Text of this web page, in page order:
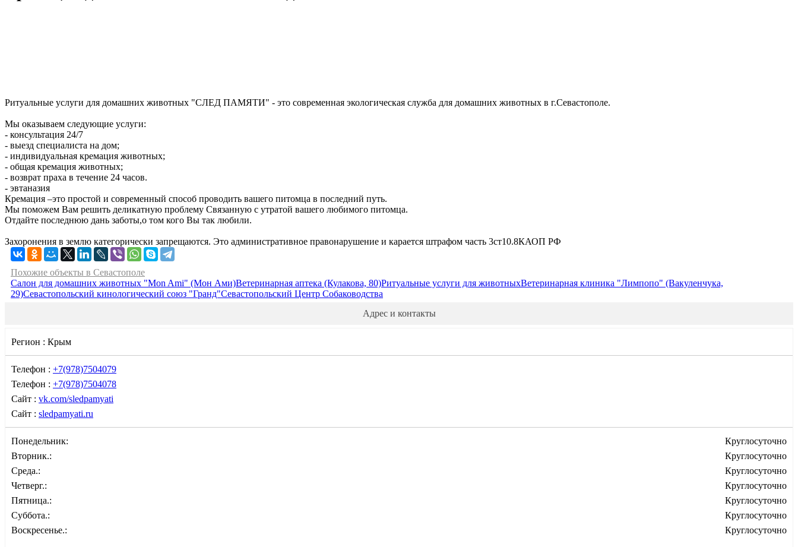
Ритуальные услуги для домашних животных "CЛЕД ПАМЯТИ" - это современная экологическая служба для домашних животных в г.Севастополе.
Мы оказываем следующие услуги:
- консультация 24/7
- выезд специалиста на дом;
- индивидуальная кремация животных;
- общая кремация животных;
- возврат праха в течение 24 часов.
- эвтаназия
Кремация –это простой и современный способ проводить вашего питомца в последний путь.
Мы поможем Вам решить деликатную проблему Связанную с утратой вашего любимого питомца.
Отдайте последнюю дань заботы,о том кого Вы так любили.
Захоронения в землю категорически запрещаются. Это административное правонарушение и карается штрафом часть 3ст10.8КАОП РФ
Похожие объекты в Севастополе
Салон для домашних животных "Mon Ami" (Мон Ами)Ветеринарная аптека (Кулакова, 80)Ритуальные услуги для животныхВетеринарная клиника "Лимпопо" (Вакуленчука,
29)Севастопольский кинологический союз "Гранд"Севастопольский Центр Собаководства
Адрес и контакты
Регион : Крым
Телефон : +7(978)7504079
Телефон : +7(978)7504078
Сайт : vk.com/sledpamyati
Сайт : sledpamyati.ru
Понедельник:
Круглосуточно
Вторник.:
Круглосуточно
Среда.:
Круглосуточно
Четверг.:
Круглосуточно
Пятница.:
Круглосуточно
Суббота.:
Круглосуточно
Воскресенье.:
Круглосуточно